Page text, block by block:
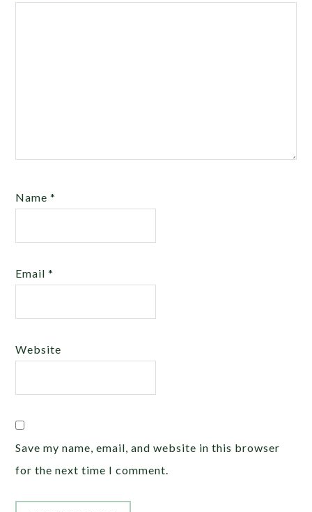
Name*
Email*
Website
Save my name, email, and website in this browser
for the next time I comment.